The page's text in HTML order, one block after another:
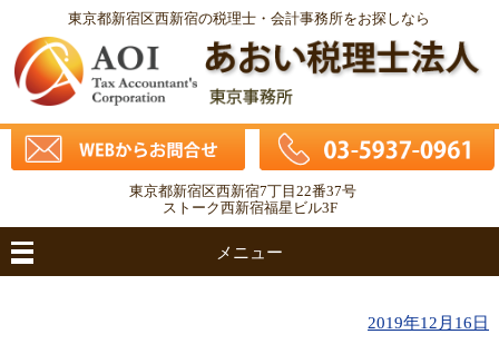
東京都新宿区西新宿の税理士・会計事務所をお探しなら
東京都新宿区西新宿7丁目22番37号
ストーク西新宿福星ビル3F
メニュー
2019年12月16日